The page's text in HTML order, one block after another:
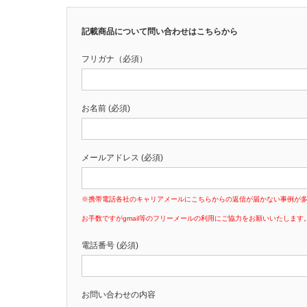
記載商品について問い合わせはこちらから
フリガナ（必須）
お名前 (必須)
メールアドレス (必須)
※携帯電話各社のキャリアメールにこちらからの返信が届かない事例が多
お手数ですがgmail等のフリーメールの利用にご協力をお願いいたします。
電話番号 (必須)
お問い合わせの内容